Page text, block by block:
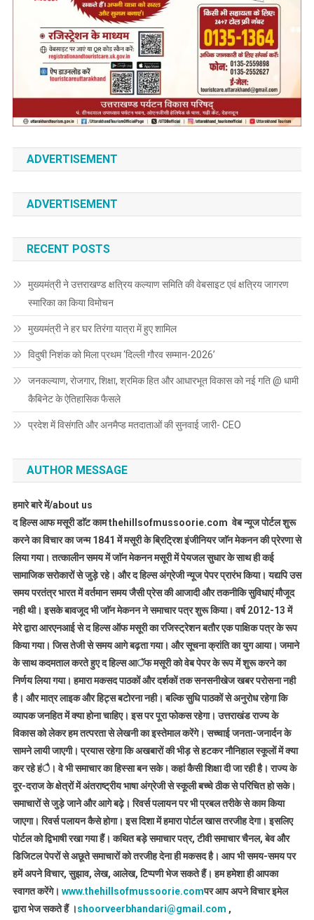
ADVERTISEMENT
ADVERTISEMENT
RECENT POSTS
मुख्यमंत्री ने उत्तराखण्ड क्षत्रिय कल्याण समिति की वेबसाइट एवं क्षत्रिय जागरण
स्मारिका का किया विमोचन
मुख्यमंत्री ने हर घर तिरंगा यात्रा में हुए शामिल
विदुषी निशंक को मिला प्रथम ‘दिल्ली गौरव सम्मान-2026’
जनकल्याण, रोजगार, शिक्षा, श्रमिक हित और आधारभूत विकास को नई गति @ धामी
कैबिनेट के ऐतिहासिक फैसले
प्रदेश में विसंगति और अनमैप्ड मतदाताओं की सुनवाई जारी- CEO
AUTHOR MESSAGE
हमारे बारे में/about us
द हिल्स आफ मसूरी डाॅट काम thehillsofmussoorie.com वेब न्यूज पोर्टल शुरू
करने का विचार का जन्म 1841 में मसूरी के ब्रिट्रिश इंजीनियर जाॅन मेकनन की प्रेरणा से
लिया गया। तत्कालीन समय में जाॅन मेकनन मसूरी में पेयजल सुधार के साथ ही कई
सामाजिक सरोकारों से जुड़े रहे। और द हिल्स अंग्रेजी न्यूज पेपर प्रारंभ किया। यद्यपि उस
समय परतंत्र भारत में वर्तमान समय जैसी प्रेस की आजादी और तकनीकि सुविधाएं मौजूद
नही थी। इसके बावजूद भी जाॅन मेकनन ने समाचार पत्र शुरू किया। वर्ष 2012-13 में
मेरे द्वारा आरएनआई से द हिल्स ऑफ मसूरी का रजिस्ट्रेशन बतौर एक पाक्षिक पत्र के रूप
किया गया। जिस तेजी से समय आगे बढ़ता गया। और सूचना क्रांति का युग आया। जमाने
के साथ कदमताल करते हुए द हिल्स आॅफ मसूरी को वेब पेपर के रूप में शुरू करने का
निर्णय लिया गया। हमारा मकसद पाठकों और दर्शकों तक सनसनीखेज खबर परोसना नही
है। और मात्र लाइक और हिट्स बटोरना नही। बल्कि सुधि पाठकों से अनुरोध रहेगा कि
व्यापक जनहित में क्या होना चाहिए। इस पर पूरा फोकस रहेगा। उत्तराखंड राज्य के
विकास को लेकर हम तत्परता से लेखनी का इस्तेमाल करेंगे। सच्चाई जनता-जनार्दन के
सामने लायी जाएगी। प्रयास रहेगा कि अखबारों की भीड़ से हटकर नौनिहाल स्कूलों में क्या
कर रहे हंै। वे भी समाचार का हिस्सा बन सके। कहां कैसी शिक्षा दी जा रही है। राज्य के
दूर-दराज के क्षेत्रों में अंतराष्ट्रीय भाषा अंग्रेजी से स्कूली बच्चे ठीक से परिचित हो सके।
समाचारों से जुड़े जाने और आगे बढ़े। रिवर्स पलायन पर भी प्रबल तरीके से काम किया
जाएगा। रिवर्स पलायन कैसे होगा। इस दिशा में हमारा पोर्टल खास तरजीह देगा। इसलिए
पोर्टल को द्विभाषी रखा गया हैं। कथित बड़े समाचार पत्र, टीवी समाचार चैनल, बेव और
डिजिटल पेपरों से अछूते समाचारों को तरजीह देना ही मकसद है। आप भी समय-समय पर
हमें अपने विचार, सुझाव, लेख, आलेख, टिप्पणी भेज सकते हैं। हम हमेशा ही आपका
स्वागत करेंगे। www.thehillsofmussoorie.comपर आप अपने विचार इमेल
द्वारा भेज सकते हैं ।shoorveerbhandari@gmail.com ,